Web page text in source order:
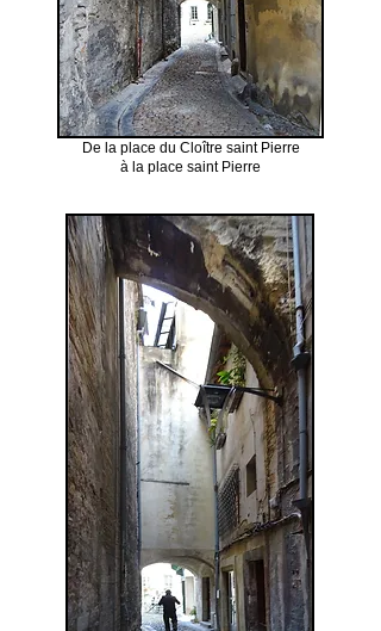
De la place du Cloître saint Pierre
à la place saint Pierre